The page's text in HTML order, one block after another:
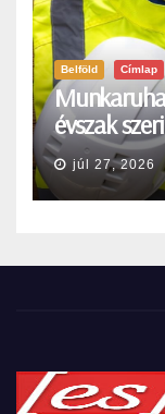
Belföld Címlap
évszak
júl 27, 2026